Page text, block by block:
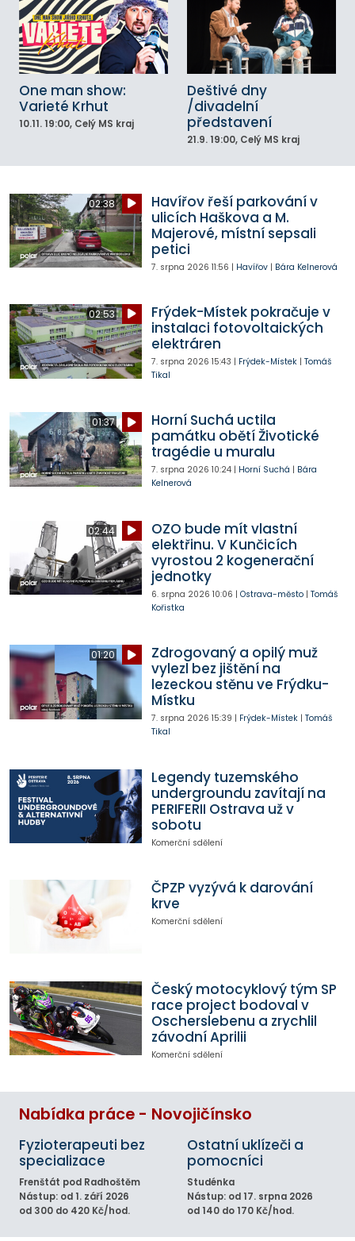
One man show:
Varieté Krhut
10.11. 19:00, Celý MS kraj
Deštivé dny
/divadelní
představení
21.9. 19:00, Celý MS kraj
02:38
Havířov řeší parkování v
ulicích Haškova a M.
Majerové, místní sepsali
petici
7. srpna 2026 11:56 | Havířov| Bára Kelnerová
02:53
Frýdek-Místek pokračuje v
instalaci fotovoltaických
elektráren
7. srpna 2026 15:43 | Frýdek-Místek| Tomáš
Tikal
01:37
Horní Suchá uctila
památku obětí Životické
tragédie u muralu
7. srpna 2026 10:24| Horní Suchá | Bára
Kelnerová
02:44
OZO bude mít vlastní
elektřinu. V Kunčicích
vyrostou 2 kogenerační
jednotky
6. srpna 2026 10:06 | Ostrava-město| Tomáš
Kořistka
01:20
Zdrogovaný a opilý muž
vylezl bez jištění na
lezeckou stěnu ve Frýdku-
Místku
7. srpna 2026 15:39 | Frýdek-Místek| Tomáš
Tikal
Legendy tuzemského
undergroundu zavítají na
PERIFERII Ostrava už v
sobotu
Komerční sdělení
ČPZP vyzývá k darování
krve
Komerční sdělení
Český motocyklový tým SP
race project bodoval v
Oscherslebenu a zrychlil
závodní Aprilii
Komerční sdělení
Nabídka práce - Novojičínsko
Fyzioterapeuti bez
specializace
Frenštát pod Radhoštěm
Nástup: od 1. září 2026
od 300 do 420 Kč/hod.
Ostatní uklízeči a
pomocníci
Studénka
Nástup: od 17. srpna 2026
od 140 do 170 Kč/hod.